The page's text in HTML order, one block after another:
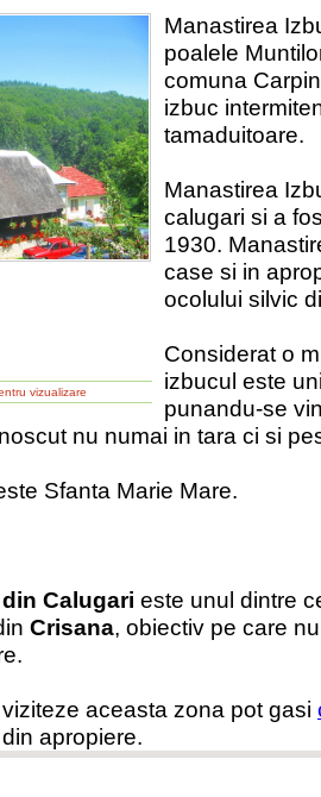
vizualizare
Manastirea
poalele
comuna
izbuc
tamaduitoare.
Manastirea
calugari si a
1930.
case si in
ocolului silvic
Considerat o
izbucul este
punandu-se
nu numai in tara ci si
Sfanta Marie Mare.
Calugari este unul dintre
Crisana, obiectiv pe care
aceasta zona pot gasi
apropiere.